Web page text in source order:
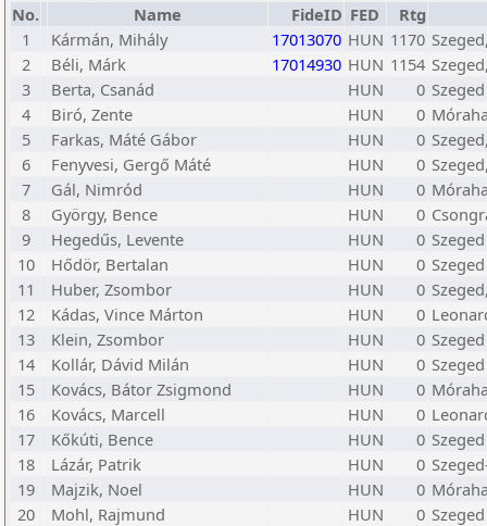
No. Name FideID FED
Rtg
1
Kármán, Mihály 17013070 HUN 1170
2
Béli, Márk 17014930 HUN 1154
3
Berta, Csanád HUN 0
4
Biró, Zente HUN 0
5
Farkas, Máté Gábor HUN 0
6
Fenyvesi, Gergő Máté HUN 0
7
Gál, Nimród HUN 0
8
György, Bence HUN 0
9
Hegedűs, Levente HUN 0
10
Hődör, Bertalan HUN 0
11
Huber, Zsombor HUN 0
12
Kádas, Vince Márton HUN 0
13
Klein, Zsombor HUN 0
14
Kollár, Dávid Milán HUN 0
15
Kovács, Bátor Zsigmond HUN 0
16
Kovács, Marcell HUN 0
17
Kőkúti, Bence HUN 0
18
Lázár, Patrik HUN 0
19
Majzik, Noel HUN 0
20
Mohl, Rajmund HUN 0